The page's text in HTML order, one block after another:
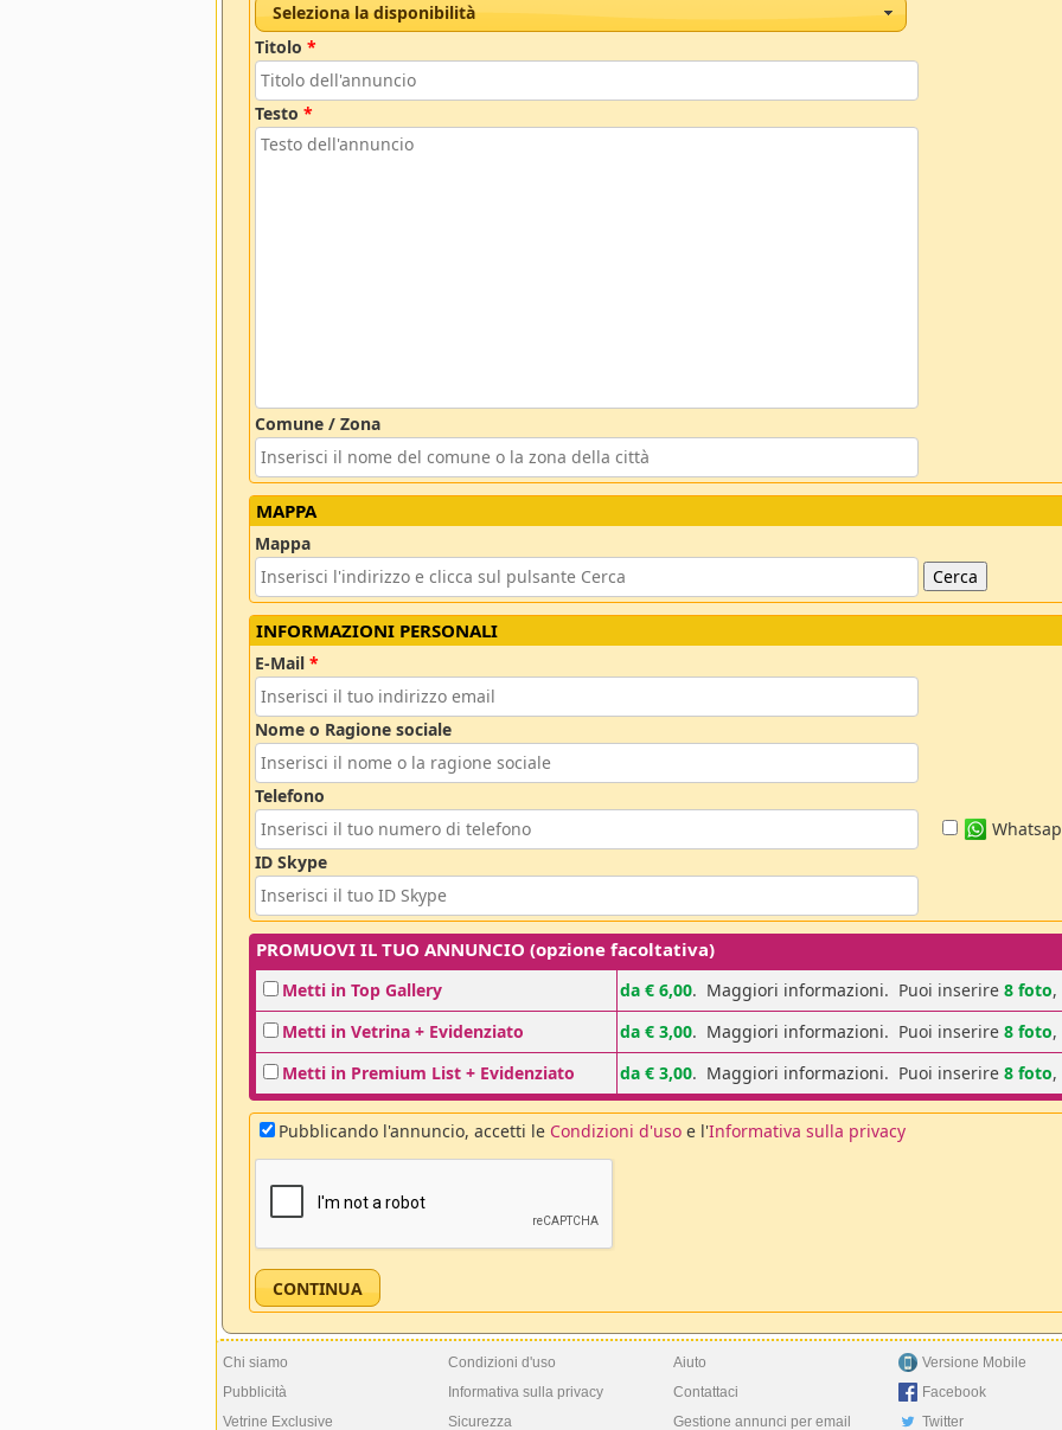
Seleziona la disponibilità
Titolo*
Testo*
Comune / Zona
MAPPA
Mappa
INFORMAZIONI PERSONALI
E-Mail*
Nome o Ragione sociale
Telefono
ID Skype
PROMUOVI IL TUO ANNUNCIO (opzione facoltativa)
Metti in Top Gallery da € 6,00. Maggiori informazioni. Puoi inserire8 foto
Metti in Vetrina + Evidenziato
da € 3,00. Maggiori informazioni. Puoi inserire8 foto
Metti in Premium List + Evidenziato
da € 3,00. Maggiori informazioni. Puoi inserire8 foto
Pubblicando l'annuncio, accetti le Condizioni d'uso e l'Informativa sulla privacy
Chi siamo
Pubblicità
Vetrine Exclusive
Condizioni d'uso
Informativa sulla privacy
Sicurezza
Aiuto
Contattaci
Gestione annunci per email
Versione Mobile
Facebook
Twitter